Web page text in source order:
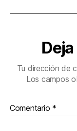
Tu dirección de
Los campos
Comentario *